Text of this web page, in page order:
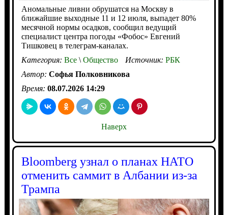
Аномальные ливни обрушатся на Москву в
ближайшие выходные 11 и 12 июля, выпадет 80%
месячной нормы осадков, сообщил ведущий
специалист центра погоды «Фобос» Евгений
Тишковец в телеграм-каналах.
Категория: Все\Общество Источник: РБК
Автор: Софья Полковникова
Время: 08.07.2026 14:29
Наверх
Bloomberg узнал о планах НАТО
отменить саммит в Албании из-за
Трампа